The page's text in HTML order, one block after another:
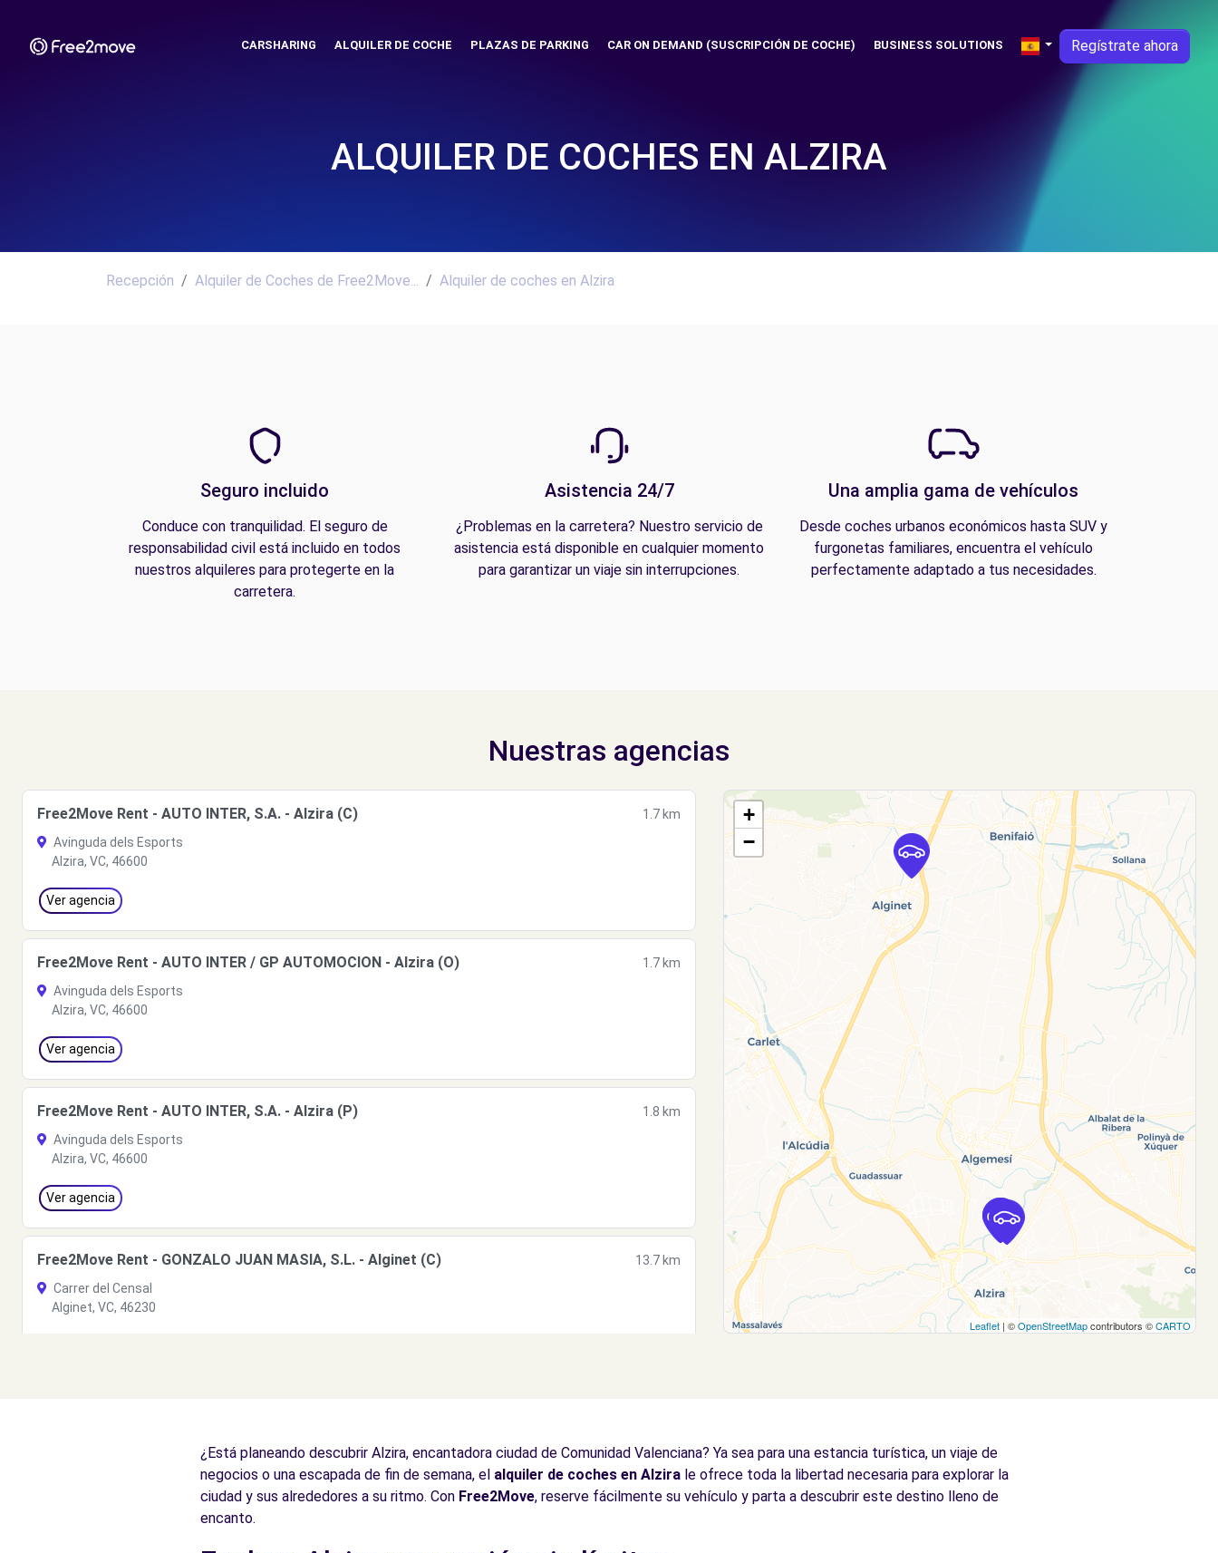
CARSHARING ALQUILER DE COCHE PLAZAS DE PARKING CAR ON DEMAND (SUSCRIPCIÓN DE COCHE) BUSINESS SOLUTIONS Regístrate ahora
ALQUILER DE COCHES EN ALZIRA
Recepción Alquiler de Coches de Free2Move... Alquiler de coches en Alzira
Seguro incluido
Conduce con tranquilidad. El seguro de
responsabilidad civil está incluido en todos
nuestros alquileres para protegerte en la
carretera.
Asistencia 24/7
¿Problemas en la carretera? Nuestro servicio de
asistencia está disponible en cualquier momento
para garantizar un viaje sin interrupciones.
Una amplia gama de vehículos
Desde coches urbanos económicos hasta SUV y
furgonetas familiares, encuentra el vehículo
perfectamente adaptado a tus necesidades.
Nuestras agencias
Free2Move Rent - AUTO INTER, S.A. - Alzira (C)
1.7 km
Avinguda dels Esports
Alzira, VC, 46600
Ver agencia
Free2Move Rent - AUTO INTER / GP AUTOMOCION - Alzira (O)
1.7 km
Avinguda dels Esports
Alzira, VC, 46600
Ver agencia
Free2Move Rent - AUTO INTER, S.A. - Alzira (P)
1.8 km
Avinguda dels Esports
Alzira, VC, 46600
Ver agencia
Free2Move Rent - GONZALO JUAN MASIA, S.L. - Alginet (C)
13.7 km
Carrer del Censal
Alginet, VC, 46230
+
−
Leaflet | ©OpenStreetMapcontributors ©CARTO
¿Está planeando descubrir Alzira, encantadora ciudad de Comunidad Valenciana? Ya sea para una estancia turística, un viaje de
negocios o una escapada de fin de semana, el alquiler de coches en Alzira le ofrece toda la libertad necesaria para explorar la
ciudad y sus alrededores a su ritmo. Con Free2Move, reserve fácilmente su vehículo y parta a descubrir este destino lleno de
encanto.